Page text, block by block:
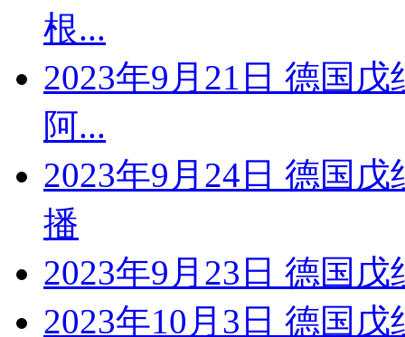
根...
2023年9月21日 德国
阿...
2023年9月24日 德国
播
2023年9月23日 德国
2023年10月3日 德国